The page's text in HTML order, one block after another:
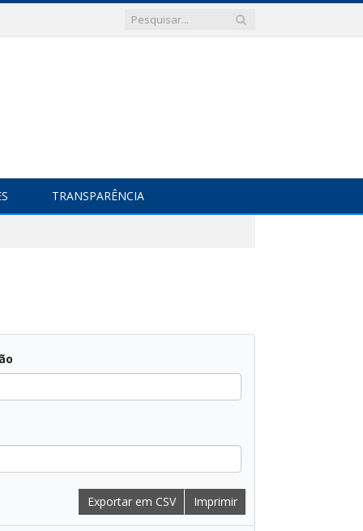
TRANSPARÊNCIA
Exportar em CSV Imprimir